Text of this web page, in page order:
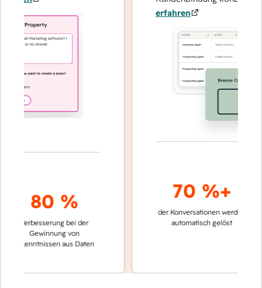
80 %
Verbesserung bei der
Gewinnung von
aus Daten
erfahren
70 %+
der Konversationen werden
automatisch gelöst